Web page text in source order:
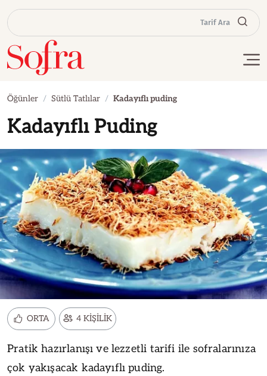
Tarif Ara
Öğünler Sütlü Tatlılar Kadayıflı puding
Kadayıflı Puding
ORTA 4 KİŞİLİK
Pratik hazırlanışı ve lezzetli tarifi ile sofralarınıza
çok yakışacak kadayıflı puding.